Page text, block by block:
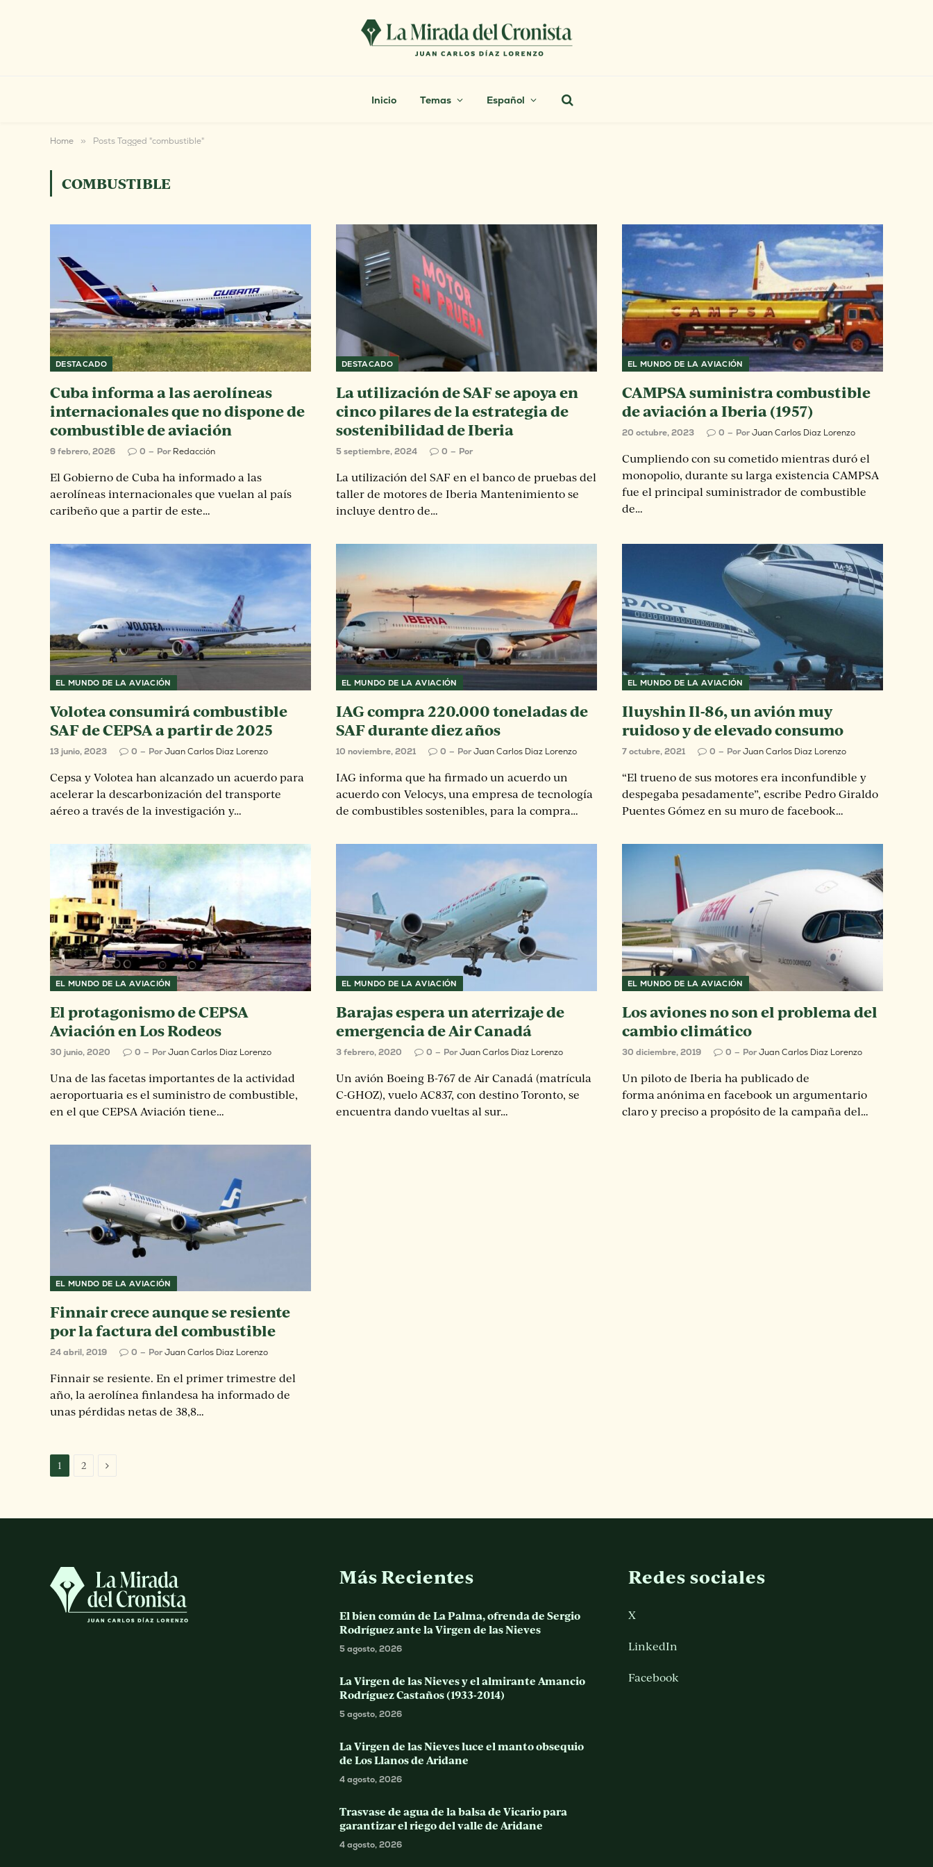
Inicio Temas Español
Home » Posts Tagged "combustible"
COMBUSTIBLE
DESTACADO
Cuba informa a las aerolíneas
internacionales que no dispone de
combustible de aviación
9 febrero, 2026 0 Por Redacción
El Gobierno de Cuba ha informado a las
aerolíneas internacionales que vuelan al país
caribeño que a partir de este…
DESTACADO
La utilización de SAF se apoya en
cinco pilares de la estrategia de
sostenibilidad de Iberia
5 septiembre, 2024 0 Por
La utilización del SAF en el banco de pruebas del
taller de motores de Iberia Mantenimiento se
incluye dentro de…
EL MUNDO DE LA AVIACIÓN
CAMPSA suministra combustible
de aviación a Iberia (1957)
20 octubre, 2023 0 PorJuan Carlos Diaz Lorenzo
Cumpliendo con su cometido mientras duró el
monopolio, durante su larga existencia CAMPSA
fue el principal suministrador de combustible
de…
EL MUNDO DE LA AVIACIÓN
Volotea consumirá combustible
SAF de CEPSA a partir de 2025
13 junio, 2023 0 PorJuan Carlos Diaz Lorenzo
Cepsa y Volotea han alcanzado un acuerdo para
acelerar la descarbonización del transporte
aéreo a través de la investigación y…
EL MUNDO DE LA AVIACIÓN
IAG compra 220.000 toneladas de
SAF durante diez años
10 noviembre, 2021 0 PorJuan Carlos Diaz Lorenzo
IAG informa que ha firmado un acuerdo un
acuerdo con Velocys, una empresa de tecnología
de combustibles sostenibles, para la compra…
EL MUNDO DE LA AVIACIÓN
Iluyshin Il-86, un avión muy
ruidoso y de elevado consumo
7 octubre, 2021 0 PorJuan Carlos Diaz Lorenzo
“El trueno de sus motores era inconfundible y
despegaba pesadamente”, escribe Pedro Giraldo
Puentes Gómez en su muro de facebook…
EL MUNDO DE LA AVIACIÓN
El protagonismo de CEPSA
Aviación en Los Rodeos
30 junio, 2020 0 PorJuan Carlos Diaz Lorenzo
Una de las facetas importantes de la actividad
aeroportuaria es el suministro de combustible,
en el que CEPSA Aviación tiene…
EL MUNDO DE LA AVIACIÓN
Barajas espera un aterrizaje de
emergencia de Air Canadá
3 febrero, 2020 0 PorJuan Carlos Diaz Lorenzo
Un avión Boeing B-767 de Air Canadá (matrícula
C-GHOZ), vuelo AC837, con destino Toronto, se
encuentra dando vueltas al sur…
EL MUNDO DE LA AVIACIÓN
Los aviones no son el problema del
cambio climático
30 diciembre, 2019 0 PorJuan Carlos Diaz Lorenzo
Un piloto de Iberia ha publicado de
forma anónima en facebook un argumentario
claro y preciso a propósito de la campaña del…
EL MUNDO DE LA AVIACIÓN
Finnair crece aunque se resiente
por la factura del combustible
24 abril, 2019 0 PorJuan Carlos Diaz Lorenzo
Finnair se resiente. En el primer trimestre del
año, la aerolínea finlandesa ha informado de
unas pérdidas netas de 38,8…
1 2 Next
Más Recientes
El bien común de La Palma, ofrenda de Sergio
Rodríguez ante la Virgen de las Nieves
5 agosto, 2026
La Virgen de las Nieves y el almirante Amancio
Rodríguez Castaños (1933-2014)
5 agosto, 2026
La Virgen de las Nieves luce el manto obsequio
de Los Llanos de Aridane
4 agosto, 2026
Trasvase de agua de la balsa de Vicario para
garantizar el riego del valle de Aridane
4 agosto, 2026
Redes sociales
X
LinkedIn
Facebook